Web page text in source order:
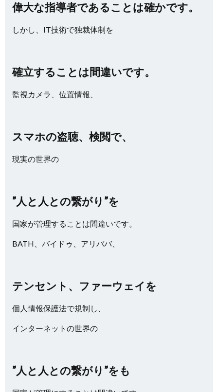
偉大な指導者であることは確かです。
しかし、IT技術で独裁体制を
確立することは間違いです。
監視カメラ、位置情報、
スマホの盗聴、検閲で、
現実の世界の
”人と人との繋がり”を
国家が管理することは間違いです。
BATH、バイドゥ、アリババ、
テンセント、ファーウェイを
個人情報保護法で規制し、
インターネットの世界の
”人と人との繋がり”をも